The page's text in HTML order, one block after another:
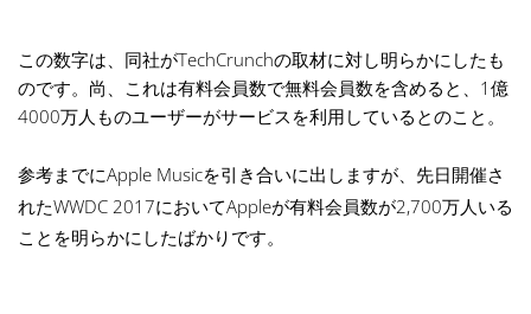
この数字は、同社がTechCrunchの取材に対し明らかにしたも
のです。尚、これは有料会員数で無料会員数を含めると、1億
4000万人ものユーザーがサービスを利用しているとのこと。
参考までにApple Musicを引き合いに出しますが、先日開催さ
れたWWDC 2017においてAppleが有料会員数が2,700万人いる
ことを明らかにしたばかりです。